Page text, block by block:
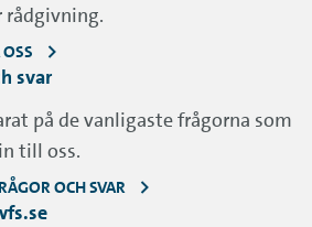
rådgivning.
svar
på de vanligaste frågorna som
till oss.
OCH SVAR